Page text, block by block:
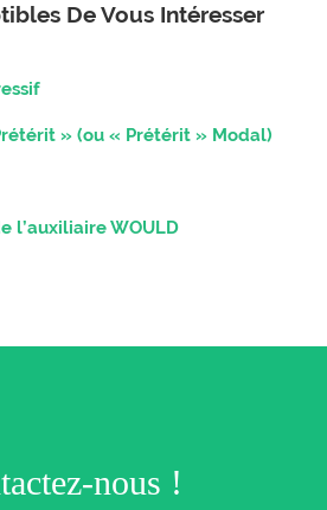
De Vous Intéresser
» (ou « Prétérit » Modal)
l’auxiliaire WOULD
nous !